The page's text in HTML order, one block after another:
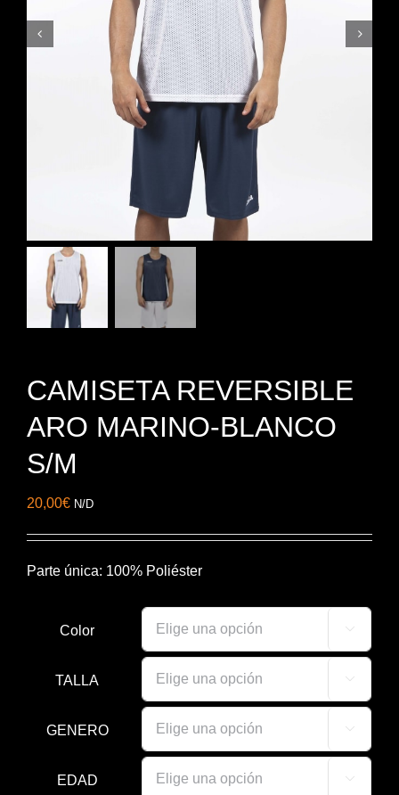
CAMISETA REVERSIBLE
ARO MARINO-BLANCO
S/M
20,00€ N/D
Parte única: 100% Poliéster
Color 
TALLA 
GENERO 
EDAD 